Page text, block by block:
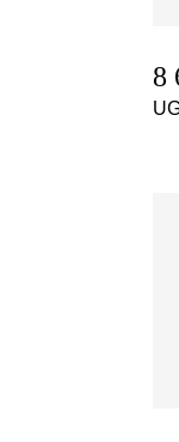
8